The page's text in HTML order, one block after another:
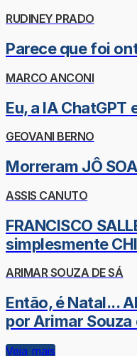
RUDINEY PRADO
Parece que foi
MARCO ANCONI
Eu, a IA ChatGPT
GEOVANI BERNO
Morreram JÔ
ASSIS CANUTO
FRANCISCO
simplesmente
ARIMAR SOUZA DE SÁ
Então, é Natal...
por Arimar Souza
Veja mais